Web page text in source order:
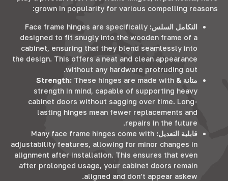
grown in popularity for various compelling reasons
:
التكامل السلس: Face frame hinges are specifically
designed to fit snugly into the wooden frame of a
cabinet, ensuring that they blend seamlessly into
the design. This offers a neat and clean appearance
without any hardware protruding out
.
متانة &
Strength: These hinges are made with
strength in mind, capable of supporting heavy
cabinet doors without sagging over time. Long-
lasting hinges mean fewer replacements and
repairs in the future
.
قابلية التعديل: Many face frame hinges come with
adjustability features, allowing for minor changes in
alignment after installation. This ensures that even
after prolonged usage, your cabinet doors remain
aligned and don’t appear askew
.